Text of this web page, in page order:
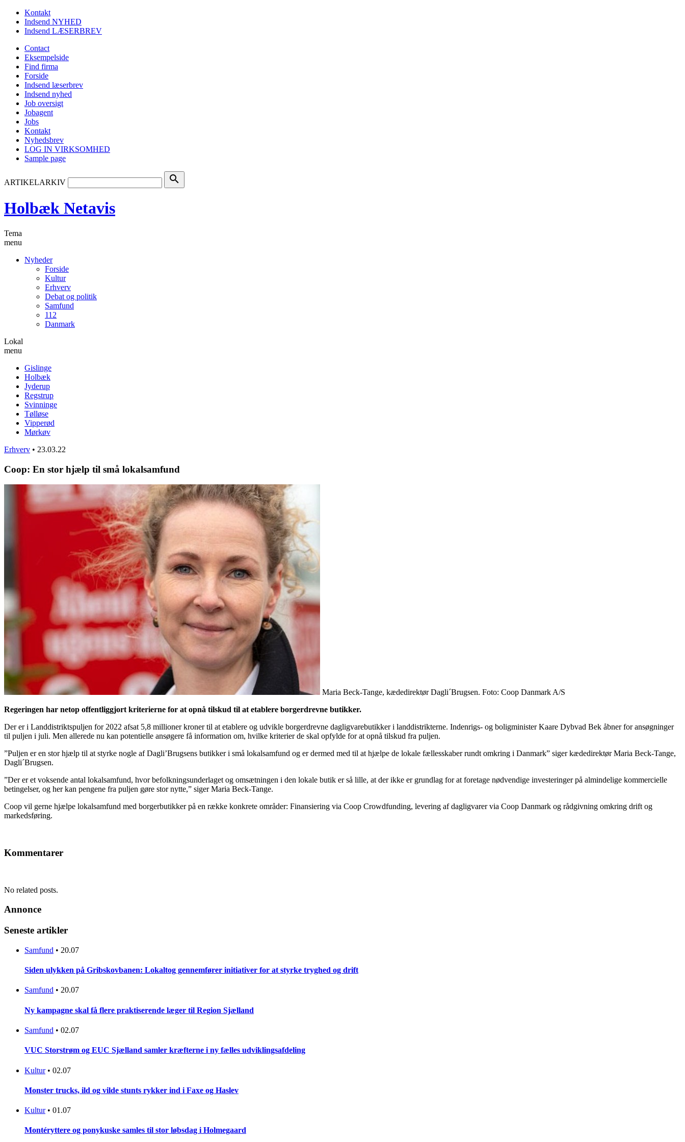
Kontakt
Indsend NYHED
Indsend LÆSERBREV
Contact
Eksempelside
Find firma
Forside
Indsend læserbrev
Indsend nyhed
Job oversigt
Jobagent
Jobs
Kontakt
Nyhedsbrev
LOG IN VIRKSOMHED
Sample page
ARTIKELARKIV search
Holbæk Netavis
Tema
menu
Nyheder
Forside
Kultur
Erhverv
Debat og politik
Samfund
112
Danmark
Lokal
menu
Gislinge
Holbæk
Jyderup
Regstrup
Svinninge
Tølløse
Vipperød
Mørkøv
Erhverv • 23.03.22
Coop: En stor hjælp til små lokalsamfund
Maria Beck-Tange, kædedirektør Dagli´Brugsen. Foto: Coop Danmark A/S
Regeringen har netop offentliggjort kriterierne for at opnå tilskud til at etablere borgerdrevne butikker.
Der er i Landdistriktspuljen for 2022 afsat 5,8 millioner kroner til at etablere og udvikle borgerdrevne dagligvarebutikker i landdistrikterne. Indenrigs- og boligminister Kaare Dybvad Bek åbner for ansøgninger
til puljen i juli. Men allerede nu kan potentielle ansøgere få information om, hvilke kriterier de skal opfylde for at opnå tilskud fra puljen.
”Puljen er en stor hjælp til at styrke nogle af Dagli’Brugsens butikker i små lokalsamfund og er dermed med til at hjælpe de lokale fællesskaber rundt omkring i Danmark” siger kædedirektør Maria Beck-Tange,
Dagli´Brugsen.
”Der er et voksende antal lokalsamfund, hvor befolkningsunderlaget og omsætningen i den lokale butik er så lille, at der ikke er grundlag for at foretage nødvendige investeringer på almindelige kommercielle
betingelser, og her kan pengene fra puljen gøre stor nytte,” siger Maria Beck-Tange.
Coop vil gerne hjælpe lokalsamfund med borgerbutikker på en række konkrete områder: Finansiering via Coop Crowdfunding, levering af dagligvarer via Coop Danmark og rådgivning omkring drift og
markedsføring.
Kommentarer
No related posts.
Annonce
Seneste artikler
Samfund • 20.07
Siden ulykken på Gribskovbanen: Lokaltog gennemfører initiativer for at styrke tryghed og drift
Samfund • 20.07
Ny kampagne skal få flere praktiserende læger til Region Sjælland
Samfund • 02.07
VUC Storstrøm og EUC Sjælland samler kræfterne i ny fælles udviklingsafdeling
Kultur • 02.07
Monster trucks, ild og vilde stunts rykker ind i Faxe og Haslev
Kultur • 01.07
Montéryttere og ponykuske samles til stor løbsdag i Holmegaard